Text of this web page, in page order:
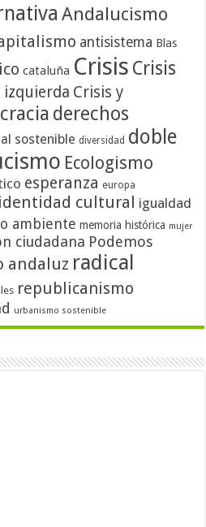
Andalucismo
antisistema Blas
cataluña Crisis Crisis
izquierda Crisis y
derechos
sostenible diversidad doble
Ecologismo
esperanza europa
identidad cultural igualdad
ambiente memoria histórica mujer
ciudadana Podemos
andaluz radical
republicanismo
urbanismo sostenible